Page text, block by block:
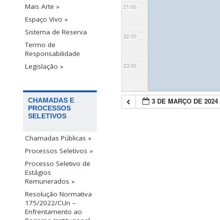
Mais Arte »
Espaço Vivo »
Sistema de Reserva
Termo de
Responsabilidade
Legislação »
CHAMADAS E
PROCESSOS
SELETIVOS
Chamadas Públicas »
Processos Seletivos »
Processo Seletivo de
Estágios
Remunerados »
Resolução Normativa
175/2022/CUn –
Enfrentamento ao
21:00
22:00
23:00
3 DE MARÇO DE 2024